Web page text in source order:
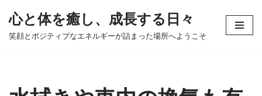
コ
心と体を癒し、成長する日々
笑顔とポジティブなエネルギーが詰まった場所へようこそ